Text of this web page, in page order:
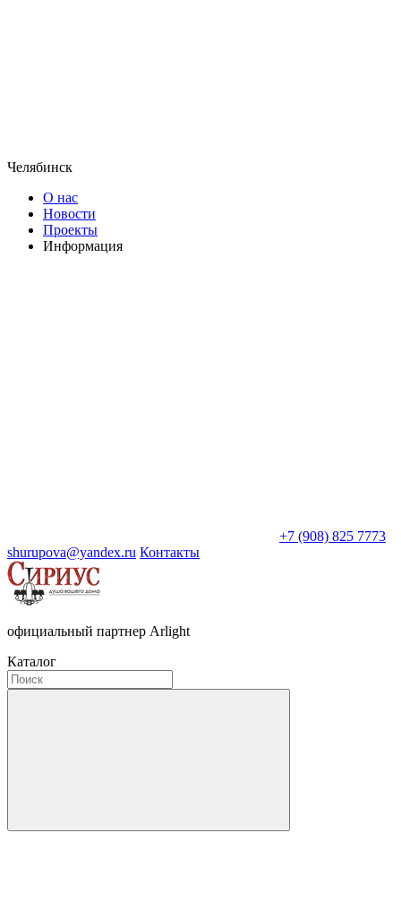
Челябинск
О нас
Новости
Проекты
Информация
+7 (908) 825 7773
shurupova@yandex.ru Контакты
официальный партнер Arlight
Каталог